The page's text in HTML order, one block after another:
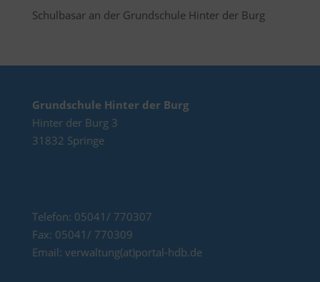
Schulbasar an der Grundschule Hinter der Burg
Grundschule Hinter der Burg
Hinter der Burg 3
31832 Springe
Telefon: 05041/ 770307
Fax: 05041/ 770309
Email: verwaltung(at)portal-hdb.de